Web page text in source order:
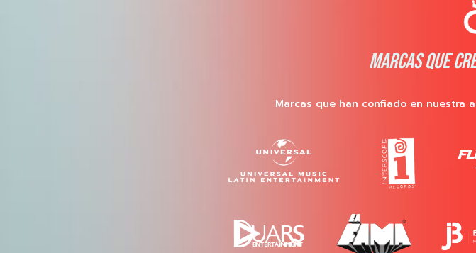
MARCAS QUE
Marcas que han confiado en nuestra